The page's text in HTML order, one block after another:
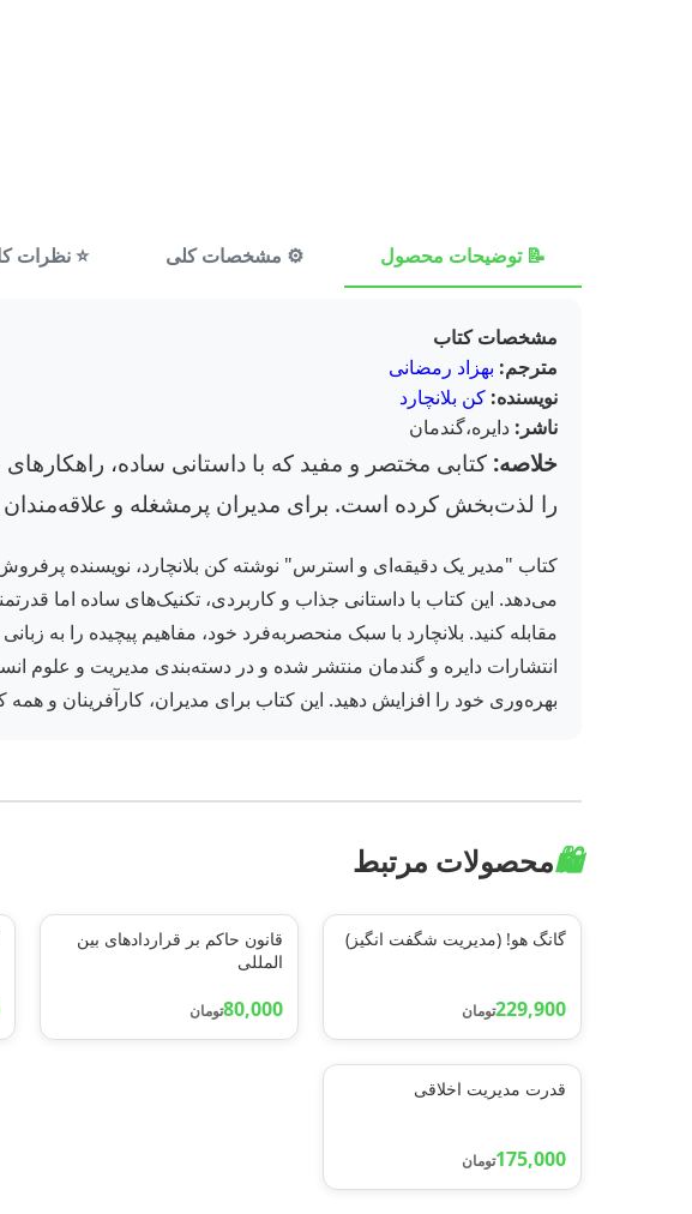
📝 توضیحات محصول ⚙️ مشخصات کلی ⭐ نظرات
مشخصات کتاب
مترجم: بهزاد رمضانی
نویسنده: کن بلانچارد
ناشر: دایره،گندمان
خلاصه: کتابی مختصر و مفید که با داستانی ساده،
را لذت‌بخش کرده است. برای مدیران پرمشغله و
کتاب "مدیر یک دقیقه‌ای و استرس" نوشته کن بلانچارد، نویسنده
می‌دهد. این کتاب با داستانی جذاب و کاربردی، تکنیک‌های ساده اما
انتشارات دایره و گندمان منتشر شده و در دسته‌بندی مدیریت و علوم
بهره‌وری خود را افزایش دهید. این کتاب برای مدیران، کارآفرینان و
🛍️محصولات مرتبط
گانگ هو! (مدیریت شگفت انگیز)
229,900تومان
قانون حاکم بر قراردادهای بین
المللی
80,000تومان
قدرت مدیریت اخلاقی
175,000تومان